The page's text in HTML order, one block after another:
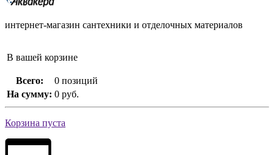
интернет-магазин сантехники и отделочных материалов
В вашей корзине
Всего:
0 позиций
На сумму: 0 руб.
Корзина пуста